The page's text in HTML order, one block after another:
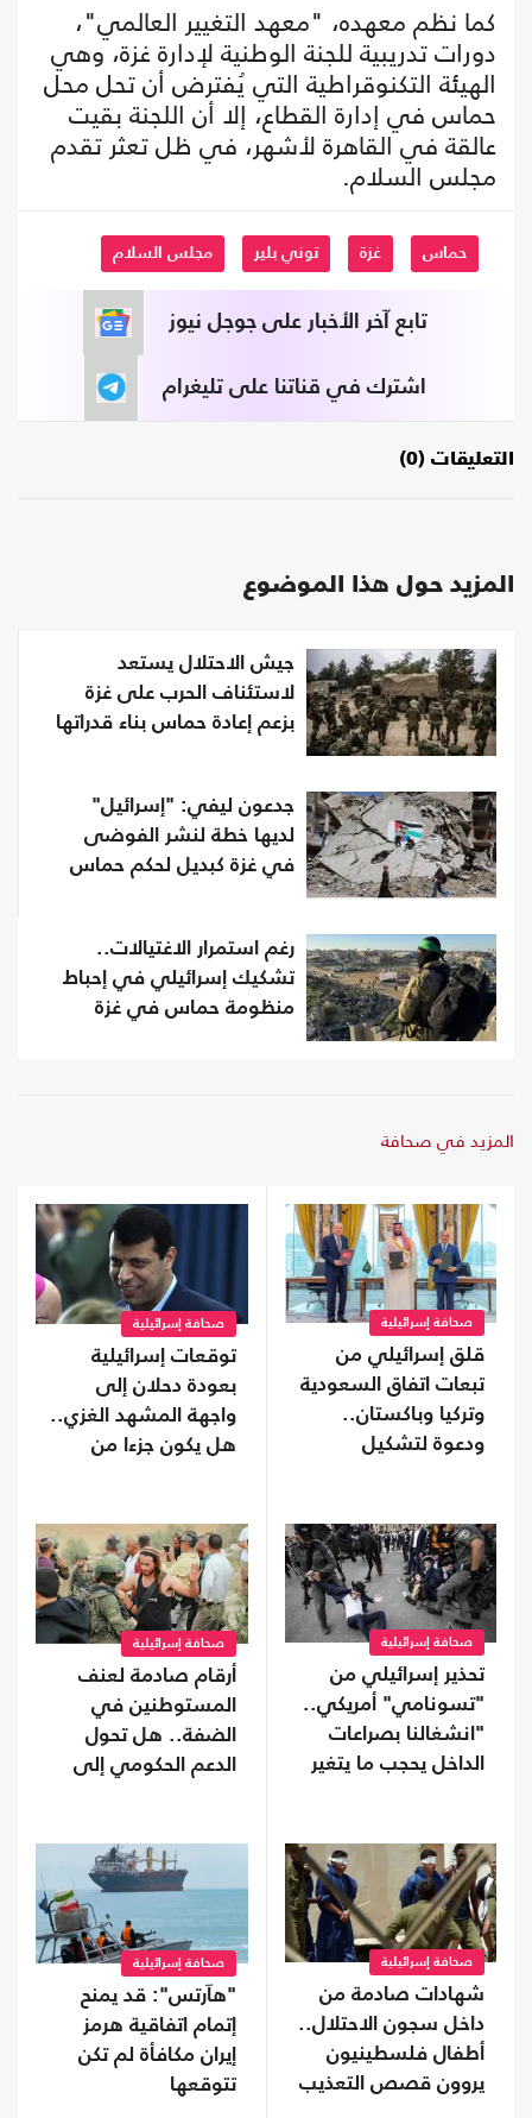
كما نظم معهده، "معهد التغيير العالمي"،
دورات تدريبية للجنة الوطنية لإدارة غزة، وهي
الهيئة التكنوقراطية التي يُفترض أن تحل محل
حماس في إدارة القطاع، إلا أن اللجنة بقيت
عالقة في القاهرة لأشهر، في ظل تعثر تقدم
مجلس السلام.
حماس غزة توني بلير مجلس السلام
تابع آخر الأخبار على جوجل نيوز
اشترك في قناتنا على تليغرام
التعليقات (0)
المزيد حول هذا الموضوع
جيش الاحتلال يستعد
لاستئناف الحرب على غزة
بزعم إعادة حماس بناء قدراتها
جدعون ليفي: "إسرائيل"
لديها خطة لنشر الفوضى
في غزة كبديل لحكم حماس
رغم استمرار الاغتيالات..
تشكيك إسرائيلي في إحباط
منظومة حماس في غزة
المزيد في صحافة
صحافة إسرائيلية
قلق إسرائيلي من
تبعات اتفاق السعودية
وتركيا وباكستان..
ودعوة لتشكيل
صحافة إسرائيلية
توقعات إسرائيلية
بعودة دحلان إلى
واجهة المشهد الغزي..
هل يكون جزءا من
صحافة إسرائيلية
تحذير إسرائيلي من
"تسونامي" أمريكي..
"انشغالنا بصراعات
الداخل يحجب ما يتغير
صحافة إسرائيلية
أرقام صادمة لعنف
المستوطنين في
الضفة.. هل تحول
الدعم الحكومي إلى
صحافة إسرائيلية
شهادات صادمة من
داخل سجون الاحتلال..
أطفال فلسطينيون
يروون قصص التعذيب
صحافة إسرائيلية
"هآرتس": قد يمنح
إتمام اتفاقية هرمز
إيران مكافأة لم تكن
تتوقعها